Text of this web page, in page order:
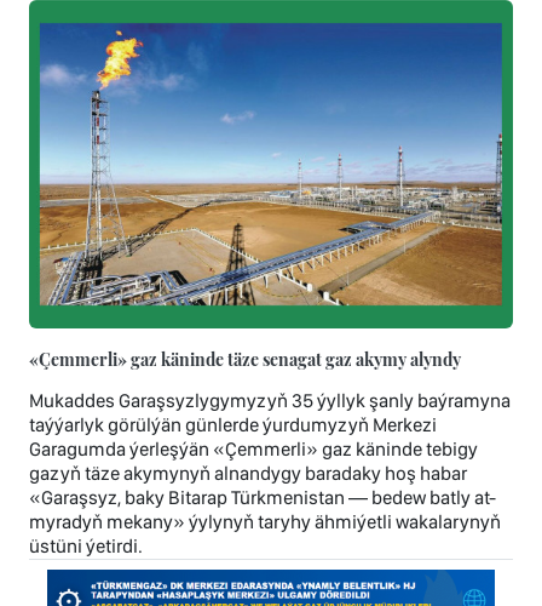
«Çemmerli» gaz käninde täze senagat gaz akymy alyndy
Mukaddes Garaşsyzlygymyzyň 35 ýyllyk şanly baýramyna
taýýarlyk görülýän günlerde ýurdumyzyň Merkezi
Garagumda ýerleşýän «Çemmerli» gaz käninde tebigy
gazyň täze akymynyň alnandygy baradaky hoş habar
«Garaşsyz, baky Bitarap Türkmenistan — bedew batly at-
myradyň mekany» ýylynyň taryhy ähmiýetli wakalarynyň
üstüni ýetirdi.